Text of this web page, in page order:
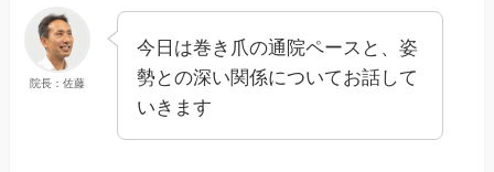
院長：佐藤
今日は巻き爪の通院ペースと、姿
勢との深い関係についてお話して
いきます